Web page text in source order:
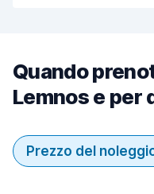
Quando
Lemnos e per
Prezzo del